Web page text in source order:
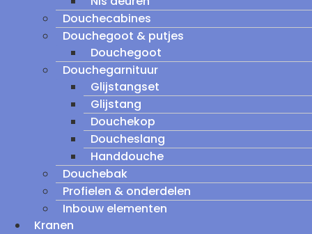
Douchecabines
Douchegoot & putjes
Douchegoot
Douchegarnituur
Glijstangset
Glijstang
Douchekop
Doucheslang
Handdouche
Douchebak
Profielen & onderdelen
Inbouw elementen
Kranen